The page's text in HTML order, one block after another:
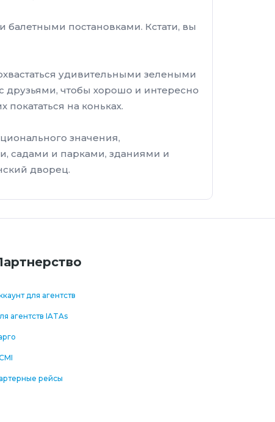
постановками. Кстати, вы
удивительными зелеными
чтобы хорошо и интересно
на коньках.
значения,
садами и парками, зданиями и
дворец.
для агентств
агентств IATAs
рейсы